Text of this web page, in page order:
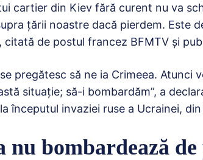
cartier din Kiev fără curent nu va
ţării noastre dacă pierdem. Este
citată de postul francez BFMTV şi
pregătesc să ne ia Crimeea. Atunci
situaţie; să-i bombardăm”, a
începutul invaziei ruse a Ucrainei,
nu bombardează de